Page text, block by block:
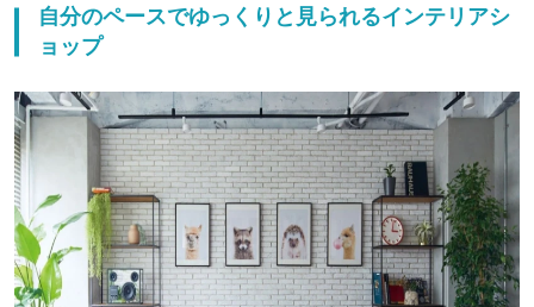
自分のペースでゆっくりと見られるインテリアシ
ョップ